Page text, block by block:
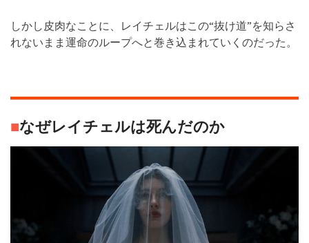
しかし皮肉なことに、レイチェルはこの“抜け道”を知らさ
れないまま運命のループへと巻き込まれていくのだった。
■なぜレイチェルは死んだのか